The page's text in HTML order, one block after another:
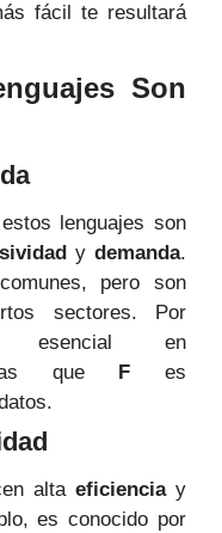
fácil te resultará
Son
lenguajes son
ydemanda.
pero son
sectores. Por
en
que
F es
altaeficienciay
es conocido por